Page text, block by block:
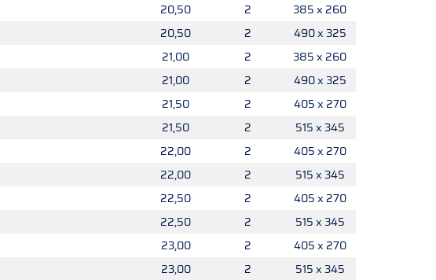
20,50 2
385 x 260
20,50 2
490 x 325
21,00 2
385 x 260
21,00 2
490 x 325
21,50 2
405 x 270
21,50 2
515 x 345
22,00 2
405 x 270
22,00 2
515 x 345
22,50 2
405 x 270
22,50 2
515 x 345
23,00 2
405 x 270
23,00 2
515 x 345